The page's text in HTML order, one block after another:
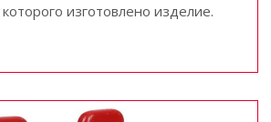
изготовлено изделие.